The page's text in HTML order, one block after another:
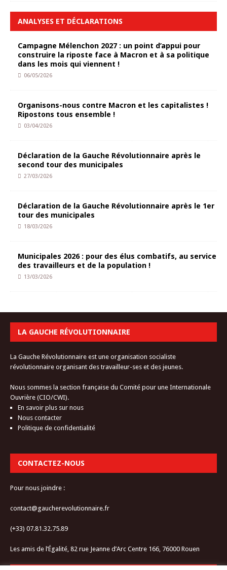
ANALYSES ET DÉCLARATIONS
Campagne Mélenchon 2027 : un point d’appui pour
construire la riposte face à Macron et à sa politique
dans les mois qui viennent !
06/05/2026
Organisons-nous contre Macron et les capitalistes !
Ripostons tous ensemble !
03/04/2026
Déclaration de la Gauche Révolutionnaire après le
second tour des municipales
27/03/2026
Déclaration de la Gauche Révolutionnaire après le 1er
tour des municipales
18/03/2026
Municipales 2026 : pour des élus combatifs, au service
des travailleurs et de la population !
13/03/2026
LA GAUCHE RÉVOLUTIONNAIRE
La Gauche Révolutionnaire est une organisation socialiste
révolutionnaire organisant des travailleur-ses et des jeunes.
Nous sommes la section française du Comité pour une Internationale
Ouvrière (CIO/CWI).
En savoir plus sur nous
Nous contacter
Politique de confidentialité
CONTACTEZ-NOUS
Pour nous joindre :
contact@gaucherevolutionnaire.fr
(+33) 07.81.32.75.89
Les amis de l’Égalité, 82 rue Jeanne d’Arc Centre 166, 76000 Rouen